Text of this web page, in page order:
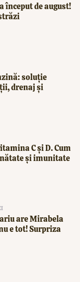
început de august!
soluție
drenaj și
C și D. Cum
și imunitate
are Mirabela
e tot! Surpriza